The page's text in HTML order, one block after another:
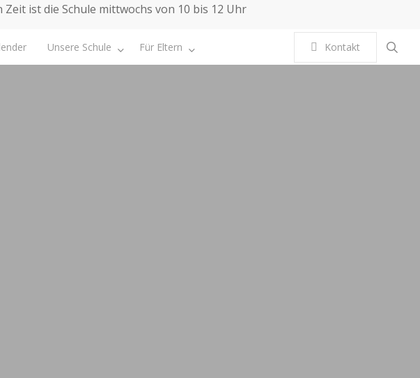
ist die Schule mittwochs von 10 bis 12 Uhr
Unsere Schule Für Eltern Kontakt